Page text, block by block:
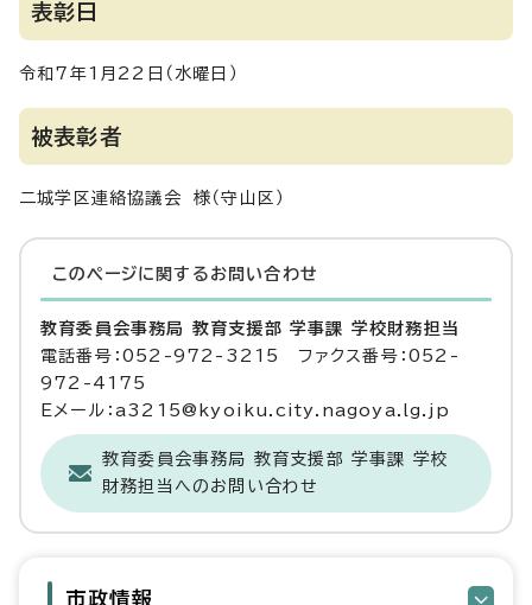
表彰日
令和7年1月22日（水曜日）
被表彰者
二城学区連絡協議会 様（守山区）
このページに関する お問い合わせ
教育委員会事務局 教育支援部 学事課 学校財務担当
電話番号：052-972-3215 ファクス番号：052-
972-4175
Eメール：a3215@kyoiku.city.nagoya.lg.jp
教育委員会事務局 教育支援部 学事課 学校
財務担当へのお問い合わせ
市政情報